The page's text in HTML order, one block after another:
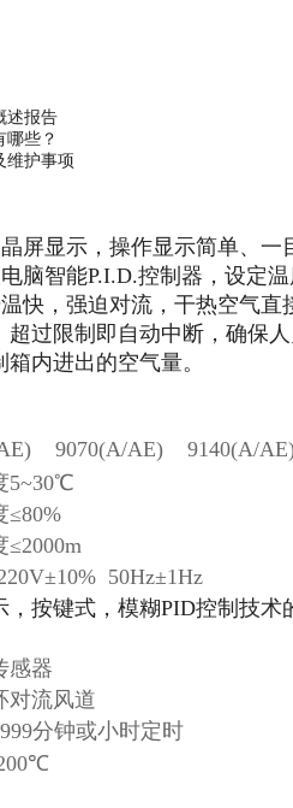
述报告
哪些？
维护事项
屏显示，操作显示简单、一
脑智能P.I.D.控制器，设定
快，强迫对流，干热空气
超过限制即自动中断，确保
内进出的空气量。
9070(A/AE)
9140(A/
5~30℃
≤80%
≤2000m
50Hz±1Hz
，按键式，模糊PID控制技术
感器
对流风道
分钟或小时定时